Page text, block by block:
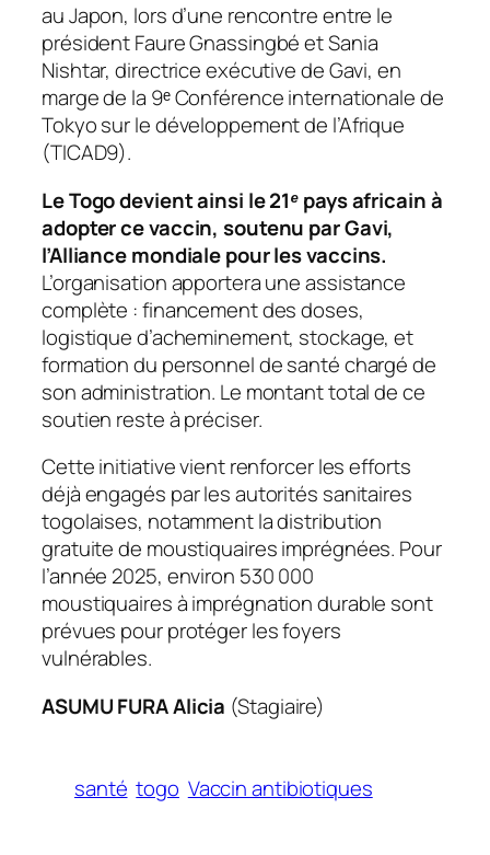
au Japon, lors d’une rencontre entre le
président Faure Gnassingbé et Sania
Nishtar, directrice exécutive de Gavi, en
marge de la 9ᵉ Conférence internationale de
Tokyo sur le développement de l’Afrique
(TICAD9).
Le Togo devient ainsi le 21ᵉ pays africain à
adopter ce vaccin, soutenu par Gavi,
l’Alliance mondiale pour les vaccins.
L’organisation apportera une assistance
complète : financement des doses,
logistique d’acheminement, stockage, et
formation du personnel de santé chargé de
son administration. Le montant total de ce
soutien reste à préciser.
Cette initiative vient renforcer les efforts
déjà engagés par les autorités sanitaires
togolaises, notamment la distribution
gratuite de moustiquaires imprégnées. Pour
l’année 2025, environ 530 000
moustiquaires à imprégnation durable sont
prévues pour protéger les foyers
vulnérables.
ASUMU FURA Alicia (Stagiaire)
santé togo Vaccin antibiotiques